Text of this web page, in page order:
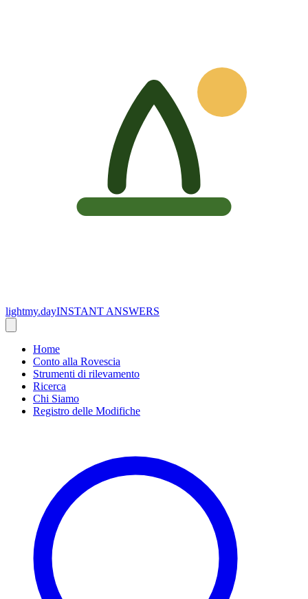
lightmy.dayINSTANT ANSWERS
Home
Conto alla Rovescia
Strumenti di rilevamento
Ricerca
Chi Siamo
Registro delle Modifiche